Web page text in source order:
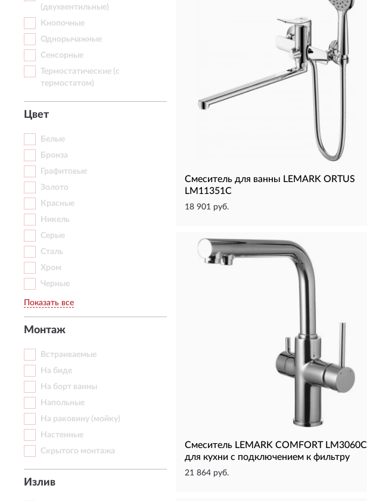
(двухвентильные)
Кнопочные
Однорычажные
Сенсорные
Термостатические (с
термостатом)
Цвет
Белые
Бронза
Графитовые
Золото
Красные
Никель
Серые
Сталь
Хром
Черные
Показать все
Монтаж
Встраиваемые
На биде
На борт ванны
Напольные
На раковину (мойку)
Настенные
Скрытого монтажа
Излив
Смеситель для ванны LEMARK ORTUS
LM11351C
18 901 руб.
Смеситель LEMARK COMFORT LM3060C
для кухни с подключением к фильтру
21 864 руб.